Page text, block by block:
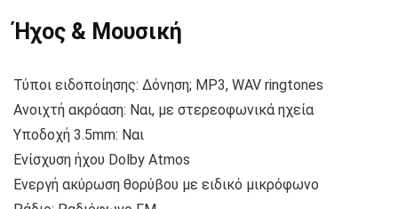
Ήχος & Μουσική
Τύποι ειδοποίησης: Δόνηση; MP3, WAV ringtones
Ανοιχτή ακρόαση: Ναι, με στερεοφωνικά ηχεία
Υποδοχή 3.5mm: Ναι
Ενίσχυση ήχου Dolby Atmos
Ενεργή ακύρωση θορύβου με ειδικό μικρόφωνο